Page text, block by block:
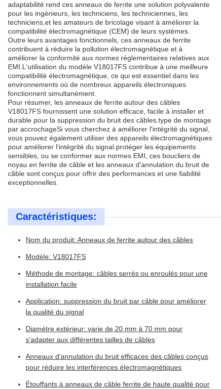
adaptabilité rend ces anneaux de ferrite une solution polyvalente
pour les ingénieurs, les techniciens, les techniciennes, les
techniciens,et les amateurs de bricolage visant à améliorer la
compatibilité électromagnétique (CEM) de leurs systèmes.
Outre leurs avantages fonctionnels, ces anneaux de ferrite
contribuent à réduire la pollution électromagnétique et à
améliorer la conformité aux normes réglementaires relatives aux
EMI.L'utilisation du modèle V18017FS contribue à une meilleure
compatibilité électromagnétique, ce qui est essentiel dans les
environnements où de nombreux appareils électroniques
fonctionnent simultanément.
Pour résumer, les anneaux de ferrite autour des câbles
V18017FS fournissent une solution efficace, facile à installer et
durable pour la suppression du bruit des câbles.type de montage
par accrochageSi vous cherchez à améliorer l'intégrité du signal,
vous pouvez également utiliser des appareils électromagnétiques
pour améliorer l'intégrité du signal.protéger les équipements
sensibles, ou se conformer aux normes EMI, ces boucliers de
noyau en ferrite de câble et les anneaux d'annulation du bruit de
câble sont conçus pour offrir des performances et une fiabilité
exceptionnelles.
Caractéristiques:
Nom du produit: Anneaux de ferrite autour des câbles
Modèle: V18017FS
Méthode de montage: câbles serrés ou enroulés pour une
installation facile
Application: suppression du bruit par câble pour améliorer
la qualité du signal
Diamètre extérieur: varie de 20 mm à 70 mm pour
s'adapter aux différentes tailles de câbles
Anneaux d'annulation du bruit efficaces des câbles conçus
pour réduire les interférences électromagnétiques
Étouffants à anneaux de câble ferrite de haute qualité pour